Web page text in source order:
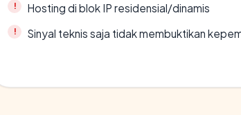
Hosting di blok IP residensial/dinamis
Sinyal teknis saja tidak membuktikan